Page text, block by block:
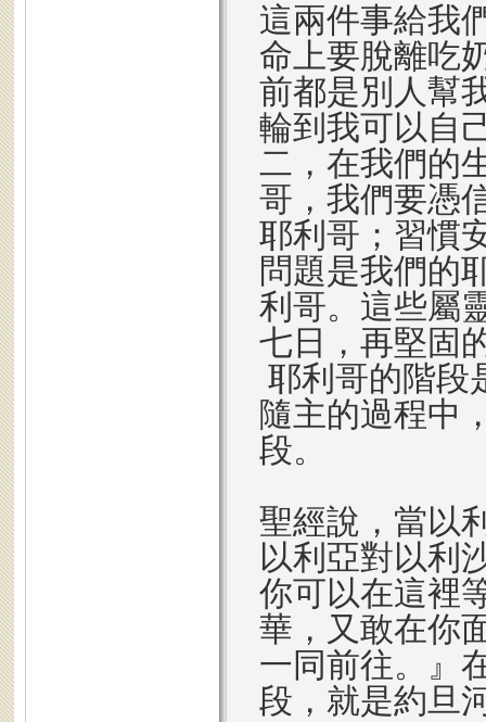
這兩件事給我
命上要脫離吃
前都是別人幫
輪到我可以自
二，在我們的
哥，我們要憑
耶利哥；習慣
問題是我們的
利哥。這些屬
七日，再堅固
耶利哥的階段
隨主的過程中
段。
聖經說，當以
以利亞對以利
你可以在這裡
華，又敢在你
一同前往。』
段，就是約旦